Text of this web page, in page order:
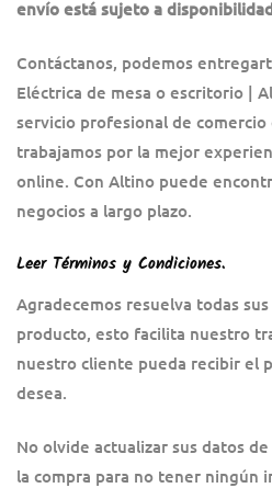
envío está sujeto a
Contáctanos, podemos
Eléctrica de mesa o escritorio |
servicio profesional de
trabajamos por la mejor
online. Con Altino puede
negocios a largo plazo.
Leer Términos y Condiciones.
Agradecemos resuelva todas
producto, esto facilita nuestro
nuestro cliente pueda recibir el
desea.
No olvide actualizar sus datos
la compra para no tener ningún